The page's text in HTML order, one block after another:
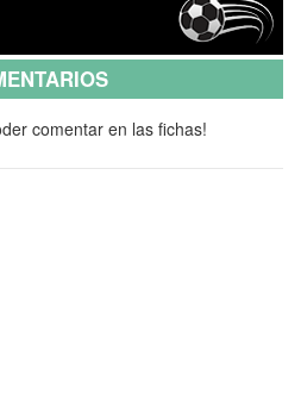
comentar en las fichas!